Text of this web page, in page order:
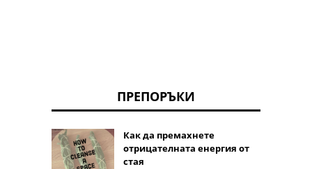
ПРЕПОРЪКИ
Как да премахнете
отрицателната енергия от
стая